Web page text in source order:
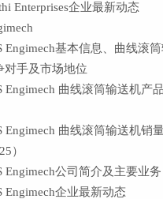
企业最新动态
基本信息、曲线滚筒
对手及市场地位
曲线滚筒输送机产
曲线滚筒输送机销量
）
公司简介及主要业务
企业最新动态